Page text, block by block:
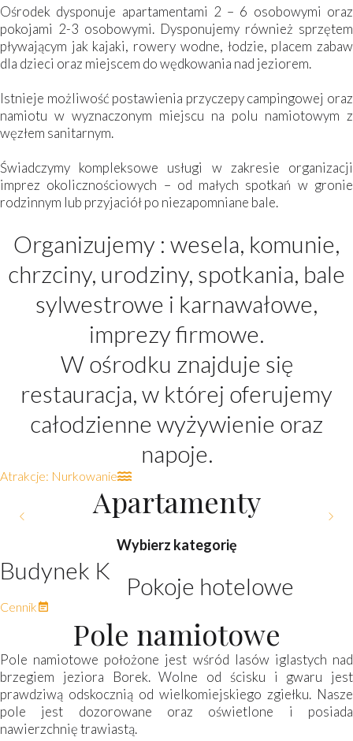
Ośrodek dysponuje apartamentami 2 – 6 osobowymi oraz
pokojami 2-3 osobowymi. Dysponujemy również sprzętem
pływającym jak kajaki, rowery wodne, łodzie, placem zabaw
dla dzieci oraz miejscem do wędkowania nad jeziorem.
Istnieje możliwość postawienia przyczepy campingowej oraz
namiotu w wyznaczonym miejscu na polu namiotowym z
węzłem sanitarnym.
Świadczymy kompleksowe usługi w zakresie organizacji
imprez okolicznościowych – od małych spotkań w gronie
rodzinnym lub przyjaciół po niezapomniane bale.
Organizujemy : wesela, komunie,
chrzciny, urodziny, spotkania, bale
sylwestrowe i karnawałowe,
imprezy firmowe.
W ośrodku znajduje się
restauracja, w której oferujemy
całodzienne wyżywienie oraz
napoje.
Atrakcje: Nurkowanie
Apartamenty
POKÓJ 2-osobowy typu
Pokoje hotelowe
Ilość osób:
Cena (PLN):
Szczegóły
POKÓJ 2-osobowy typu
Pokoje hotelowe
Ilość osób:
Cena (PLN):
Szczegóły
POKÓJ 2-osobowy z
widokiem na jezioro
Pokoje hotelowe
Ilość osób:
Cena (PLN):
Szczegóły
POKÓJ 3-osobowy typu
Pokoje hotelowe
Ilość osób:
Cena (PLN):
Szczegóły
Wybierz kategorię
Budynek K
Pokoje hotelowe
Cennik
Pole namiotowe
Pole namiotowe położone jest wśród lasów iglastych nad
brzegiem jeziora Borek. Wolne od ścisku i gwaru jest
prawdziwą odskocznią od wielkomiejskiego zgiełku. Nasze
pole jest dozorowane oraz oświetlone i posiada
nawierzchnię trawiastą.